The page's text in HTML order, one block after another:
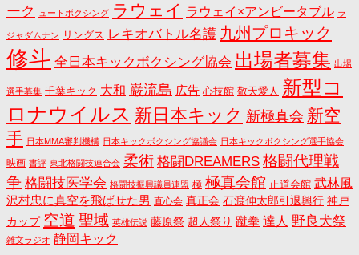
ーク
ュートボクシング ラウェイ ラウェイ×アンビータブル ラ
ジャダムナン リングス レキオバトル名護 九州プロキック
修斗 全日本キックボクシング協会 出場者募集 出場
選手募集 千葉キック 大和 巌流島 広告 心技館 敬天愛人 新型コ
ロナウイルス 新日本キック 新極真会 新空
手 日本MMA審判機構 日本キックボクシング協議会 日本キックボクシング選手協会
映画 書評 東北格闘技連合会 柔術 格闘DREAMERS 格闘代理戦
争 格闘技医学会 格闘技振興議員連盟 極 極真会館 正道会館 武林風
沢村忠に真空を飛ばせた男 直心会 真正会 石渡伸太郎引退興行 神戸
カップ 空道 聖域 英雄伝説 藤原祭 超人祭り 蹴拳 達人 野良犬祭
雑文ラジオ 静岡キック